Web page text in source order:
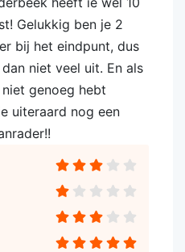
Gelukkig ben je 2
bij het eindpunt, dus
niet veel uit. En als
genoeg hebt
uiteraard nog een